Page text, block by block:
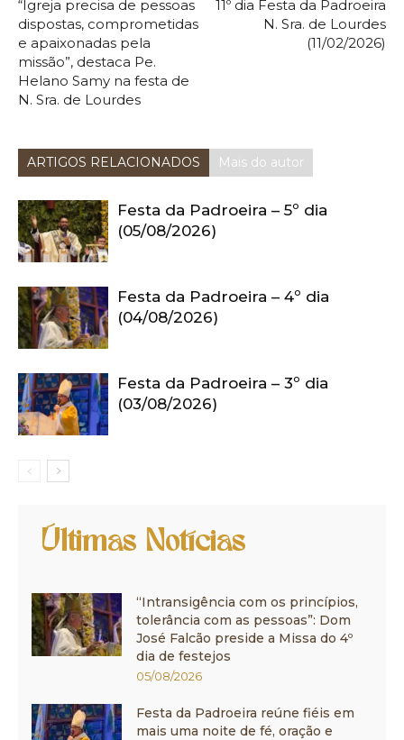
“Igreja precisa de pessoas
dispostas, comprometidas
e apaixonadas pela
missão”, destaca Pe.
Helano Samy na festa de
N. Sra. de Lourdes
11º dia Festa da Padroeira
N. Sra. de Lourdes
(11/02/2026)
ARTIGOS RELACIONADOS Mais do autor
Festa da Padroeira – 5º dia
(05/08/2026)
Festa da Padroeira – 4º dia
(04/08/2026)
Festa da Padroeira – 3º dia
(03/08/2026)
Últimas Notícias
“Intransigência com os princípios,
tolerância com as pessoas”: Dom
José Falcão preside a Missa do 4º
dia de festejos
05/08/2026
Festa da Padroeira reúne fiéis em
mais uma noite de fé, oração e